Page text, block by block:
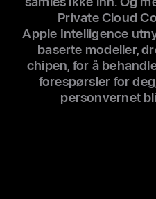
Private Cloud
Apple Intelligence
baserte modeller,
chipen, for å
fore­spørsler for
person­vernet